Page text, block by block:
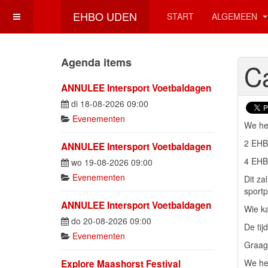
EHBO UDEN START ALGEMEEN
We
2
4
Dit
Wie
De
We
Agenda items
ANNULEE Intersport Voetbaldagen
di 18-08-2026 09:00
Evenementen
ANNULEE Intersport Voetbaldagen
wo 19-08-2026 09:00
Evenementen
ANNULEE Intersport Voetbaldagen
do 20-08-2026 09:00
Evenementen
Explore Maashorst Festival